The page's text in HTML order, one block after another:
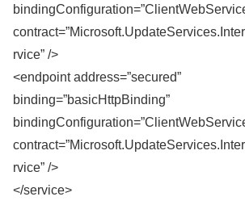
rvice” />
<endpoint address=”secured”
binding=”basicHttpBinding”
rvice” />
</service>